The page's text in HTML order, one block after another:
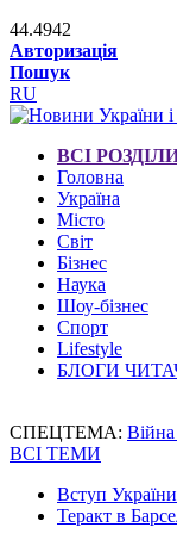
44.4942
Авторизація
Пошук
RU
ВСІ
Головна
Україна
Місто
Світ
Бізнес
Наука
Шоу-бізнес
Спорт
Lifestyle
БЛОГИ
СПЕЦТЕМА: Війна
ВСІ ТЕМИ
Вступ
Теракт в